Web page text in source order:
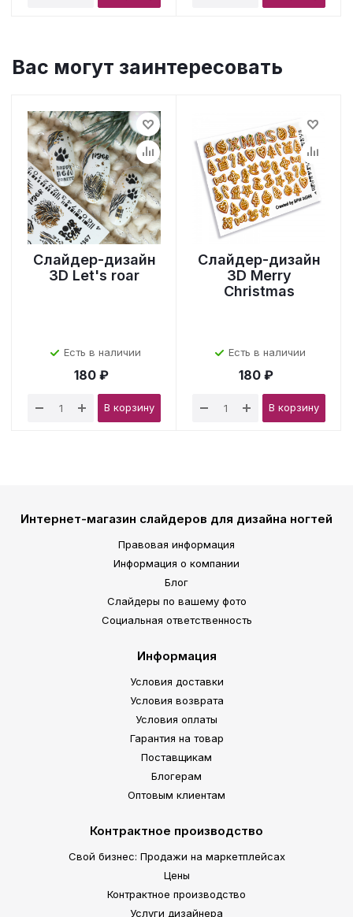
Вас могут заинтересовать
Слайдер-дизайн
3D Let's roar
Есть в наличии
180 ₽
В корзину
Слайдер-дизайн
3D Merry
Christmas
Есть в наличии
180 ₽
В корзину
Интернет-магазин слайдеров для дизайна ногтей
Правовая информация
Информация о компании
Блог
Слайдеры по вашему фото
Социальная ответственность
Информация
Условия доставки
Условия возврата
Условия оплаты
Гарантия на товар
Поставщикам
Блогерам
Оптовым клиентам
Контрактное производство
Свой бизнес: Продажи на маркетплейсах
Цены
Контрактное производство
Услуги дизайнера